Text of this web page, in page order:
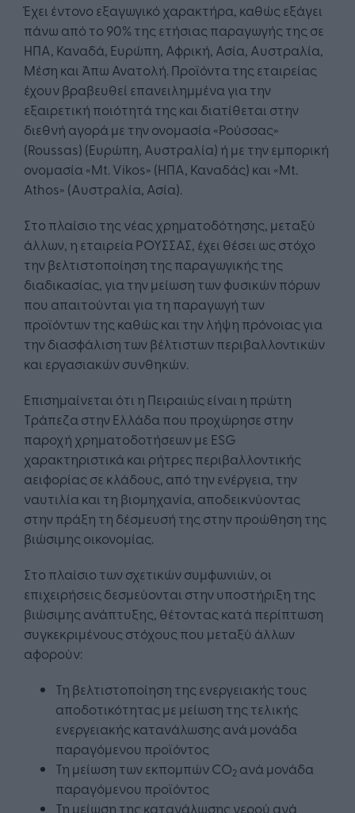
Έχει έντονο εξαγωγικό χαρακτήρα, καθώς εξάγει
πάνω από το 90% της ετήσιας παραγωγής της σε
ΗΠΑ, Καναδά, Ευρώπη, Αφρική, Ασία, Αυστραλία,
Μέση και Άπω Ανατολή. Προϊόντα της εταιρείας
έχουν βραβευθεί επανειλημμένα για την
εξαιρετική ποιότητά της και διατίθεται στην
διεθνή αγορά με την ονομασία «Ρούσσας»
(Roussas) (Ευρώπη, Αυστραλία) ή με την εμπορική
ονομασία «Mt. Vikos» (ΗΠΑ, Καναδάς) και «Mt.
Athos» (Αυστραλία, Ασία).
Στο πλαίσιο της νέας χρηματοδότησης, μεταξύ
άλλων, η εταιρεία ΡΟΥΣΣΑΣ, έχει θέσει ως στόχο
την βελτιστοποίηση της παραγωγικής της
διαδικασίας, για την μείωση των φυσικών πόρων
που απαιτούνται για τη παραγωγή των
προϊόντων της καθώς και την λήψη πρόνοιας για
την διασφάλιση των βέλτιστων περιβαλλοντικών
και εργασιακών συνθηκών.
Επισημαίνεται ότι η Πειραιώς είναι η πρώτη
Τράπεζα στην Ελλάδα που προχώρησε στην
παροχή χρηματοδοτήσεων με ESG
χαρακτηριστικά και ρήτρες περιβαλλοντικής
αειφορίας σε κλάδους, από την ενέργεια, την
ναυτιλία και τη βιομηχανία, αποδεικνύοντας
στην πράξη τη δέσμευσή της στην προώθηση της
βιώσιμης οικονομίας.
Στο πλαίσιο των σχετικών συμφωνιών, οι
επιχειρήσεις δεσμεύονται στην υποστήριξη της
βιώσιμης ανάπτυξης, θέτοντας κατά περίπτωση
συγκεκριμένους στόχους που μεταξύ άλλων
αφορούν:
Τη βελτιστοποίηση της ενεργειακής τους
αποδοτικότητας με μείωση της τελικής
ενεργειακής κατανάλωσης ανά μονάδα
παραγόμενου προϊόντος
Τη μείωση των εκπομπών CO2 ανά μονάδα
παραγόμενου προϊόντος
Τη μείωση της κατανάλωσης νερού ανά